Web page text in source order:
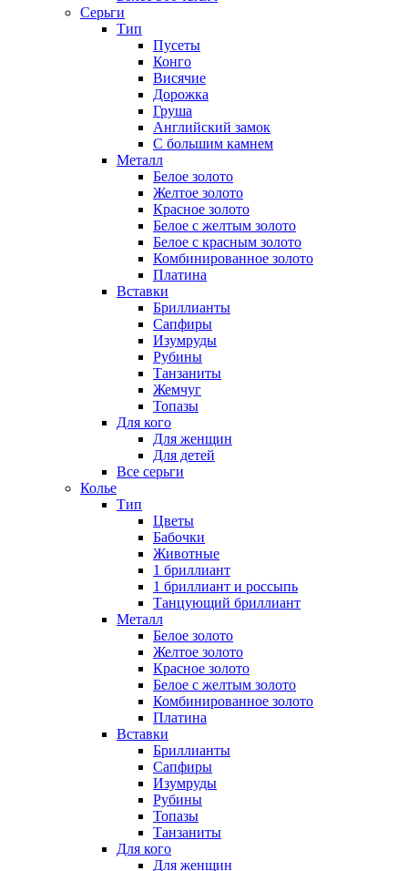
Серьги
Тип
Пусеты
Конго
Висячие
Дорожка
Груша
Английский замок
С большим камнем
Металл
Белое золото
Желтое золото
Красное золото
Белое с желтым золото
Белое с красным золото
Комбинированное золото
Платина
Вставки
Бриллианты
Сапфиры
Изумруды
Рубины
Танзаниты
Жемчуг
Топазы
Для кого
Для женщин
Для детей
Все серьги
Колье
Тип
Цветы
Бабочки
Животные
1 бриллиант
1 бриллиант и россыпь
Танцующий бриллиант
Металл
Белое золото
Желтое золото
Красное золото
Белое с желтым золото
Комбинированное золото
Платина
Вставки
Бриллианты
Сапфиры
Изумруды
Рубины
Топазы
Танзаниты
Для кого
Для женщин